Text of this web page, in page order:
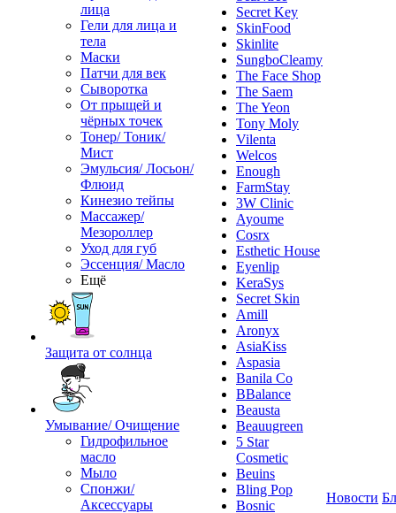
лица
Гели для лица и
тела
Маски
Патчи для век
Сыворотка
От прыщей и
чёрных точек
Тонер/ Тоник/
Мист
Эмульсия/ Лосьон/
Флюид
Кинезио тейпы
Массажер/
Мезороллер
Уход для губ
Эссенция/ Масло
Ещё
Защита от солнца
Умывание/ Очищение
Гидрофильное
масло
Мыло
Спонжи/
Аксессуары
Secret Key
SkinFood
Skinlite
SungboCleamy
The Face Shop
The Saem
The Yeon
Tony Moly
Vilenta
Welcos
Enough
FarmStay
3W Clinic
Ayoume
Cosrx
Esthetic House
Eyenlip
KeraSys
Secret Skin
Amill
Aronyx
AsiaKiss
Aspasia
Banila Co
BBalance
Beausta
Beauugreen
5 Star
Cosmetic
Beuins
Bling Pop
Bosnic
Новости